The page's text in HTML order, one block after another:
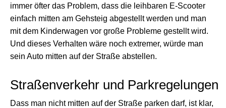
immer öfter das Problem, dass die leihbaren E-Scooter
einfach mitten am Gehsteig abgestellt werden und man
mit dem Kinderwagen vor große Probleme gestellt wird.
Und dieses Verhalten wäre noch extremer, würde man
sein Auto mitten auf der Straße abstellen.
Straßenverkehr und Parkregelungen
Dass man nicht mitten auf der Straße parken darf, ist klar,